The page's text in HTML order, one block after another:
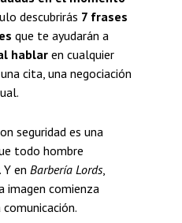
descubrirás 7 frases
que te ayudarán a
hablaren cualquier
cita, una negociación
seguridad es una
todo hombre
en Barbería Lords,
imagen comienza